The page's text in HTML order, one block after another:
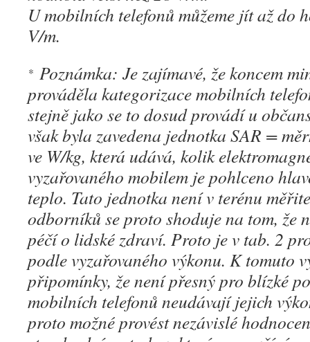
U mobilních telefonů můžeme jít až do
V/m.
* Poznámka: Je zajímavé, že koncem
prováděla kategorizace mobilních
stejně jako se to dosud provádí u
však byla zavedena jednotka SAR =
ve W/kg, která udává, kolik
vyzařovaného mobilem je pohlceno
teplo. Tato jednotka není v terénu
odborníků se proto shoduje na tom, že
péčí o lidské zdraví. Proto je v tab. 2
podle vyzařovaného výkonu. K tomuto
připomínky, že není přesný pro blízké
mobilních telefonů neudávají jejich
proto možné provést nezávislé